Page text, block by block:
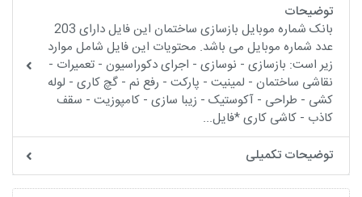
توضیحات
بانک شماره موبایل بازسازی ساختمان این فایل دارای 203
عدد شماره موبایل می باشد. محتویات این فایل شامل موارد
زیر است: بازسازی - نوسازی - اجرای دکوراسیون - تعمیرات -
نقاشی ساختمان - لمینیت - پارکت - رفع نم - گچ کاری - لوله
کشی - طراحی - آکوستیک - زیبا سازی - کامپوزیت - سقف
کاذب - کاشی کاری *فایل...
توضیحات تکمیلی